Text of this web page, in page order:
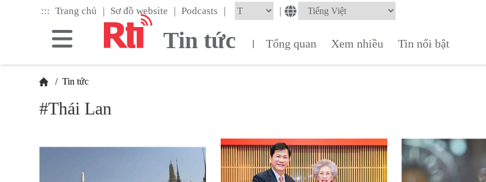
::: Trang chủ | Sơ đồ website | Podcasts | |
Tin tức | Tổng quan Xem nhiều Tin nổi bật
/ Tin tức
#Thái Lan